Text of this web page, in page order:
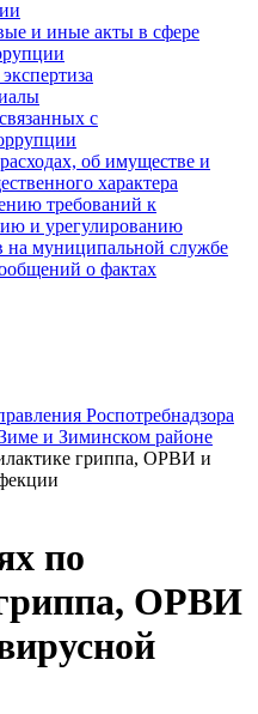
по
ОРВИ
и иные акты в сфере
с
об имуществе и
характера
требований к
и урегулированию
на муниципальной службе
о фактах
Роспотребнадзора
и Зиминском районе
гриппа, ОРВИ и